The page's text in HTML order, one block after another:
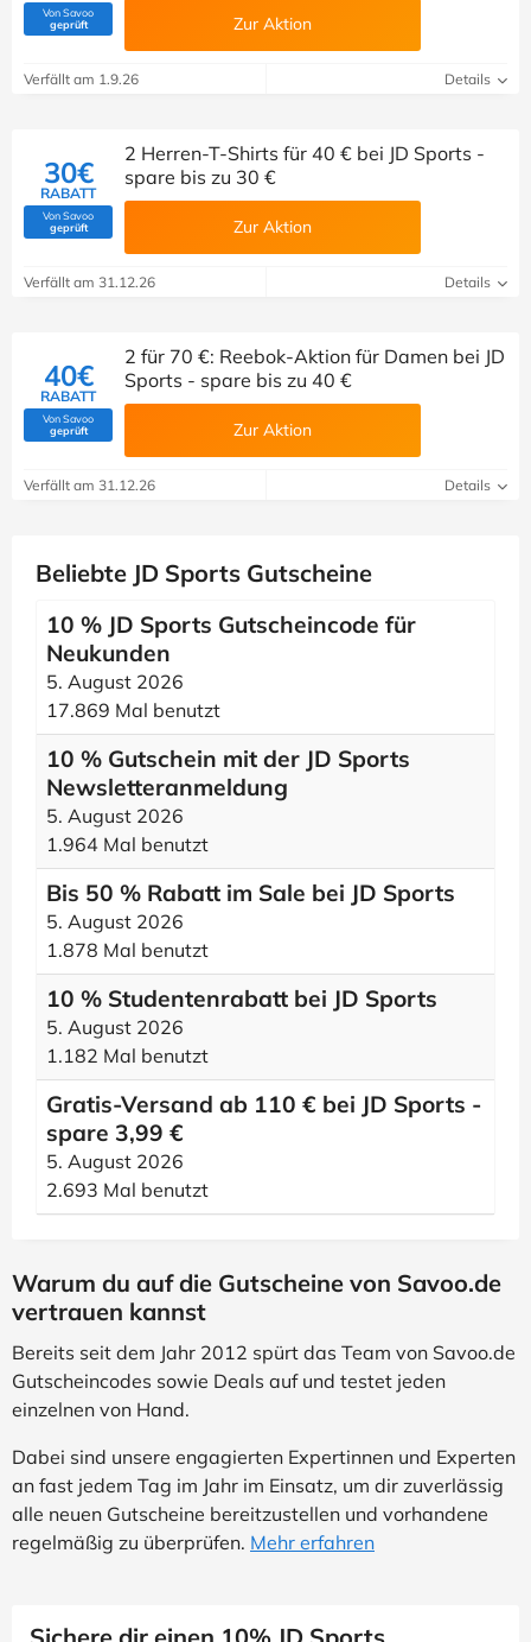
Von Savoo
geprüft(Von Savoo geprüft) Zur Aktion
Verfällt am 1.9.26 Details
30€
RABATT
Von Savoo
geprüft(Von Savoo geprüft)
2 Herren-T-Shirts für 40 € bei JD Sports -
spare bis zu 30 €
Zur Aktion
Verfällt am 31.12.26 Details
40€
RABATT
Von Savoo
geprüft(Von Savoo geprüft)
2 für 70 €: Reebok-Aktion für Damen bei JD
Sports - spare bis zu 40 €
Zur Aktion
Verfällt am 31.12.26 Details
Beliebte JD Sports Gutscheine
10 % JD Sports Gutscheincode für
Neukunden
5. August 2026
17.869 Mal benutzt
10 % Gutschein mit der JD Sports
Newsletteranmeldung
5. August 2026
1.964 Mal benutzt
Bis 50 % Rabatt im Sale bei JD Sports
5. August 2026
1.878 Mal benutzt
10 % Studentenrabatt bei JD Sports
5. August 2026
1.182 Mal benutzt
Gratis-Versand ab 110 € bei JD Sports -
spare 3,99 €
5. August 2026
2.693 Mal benutzt
Warum du auf die Gutscheine von Savoo.de
vertrauen kannst
Bereits seit dem Jahr 2012 spürt das Team von Savoo.de
Gutscheincodes sowie Deals auf und testet jeden
einzelnen von Hand.
Dabei sind unsere engagierten Expertinnen und Experten
an fast jedem Tag im Jahr im Einsatz, um dir zuverlässig
alle neuen Gutscheine bereitzustellen und vorhandene
regelmäßig zu überprüfen. Mehr erfahren